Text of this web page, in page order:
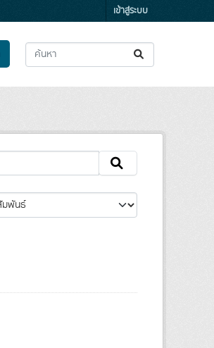
เข้าสู่ระบบ